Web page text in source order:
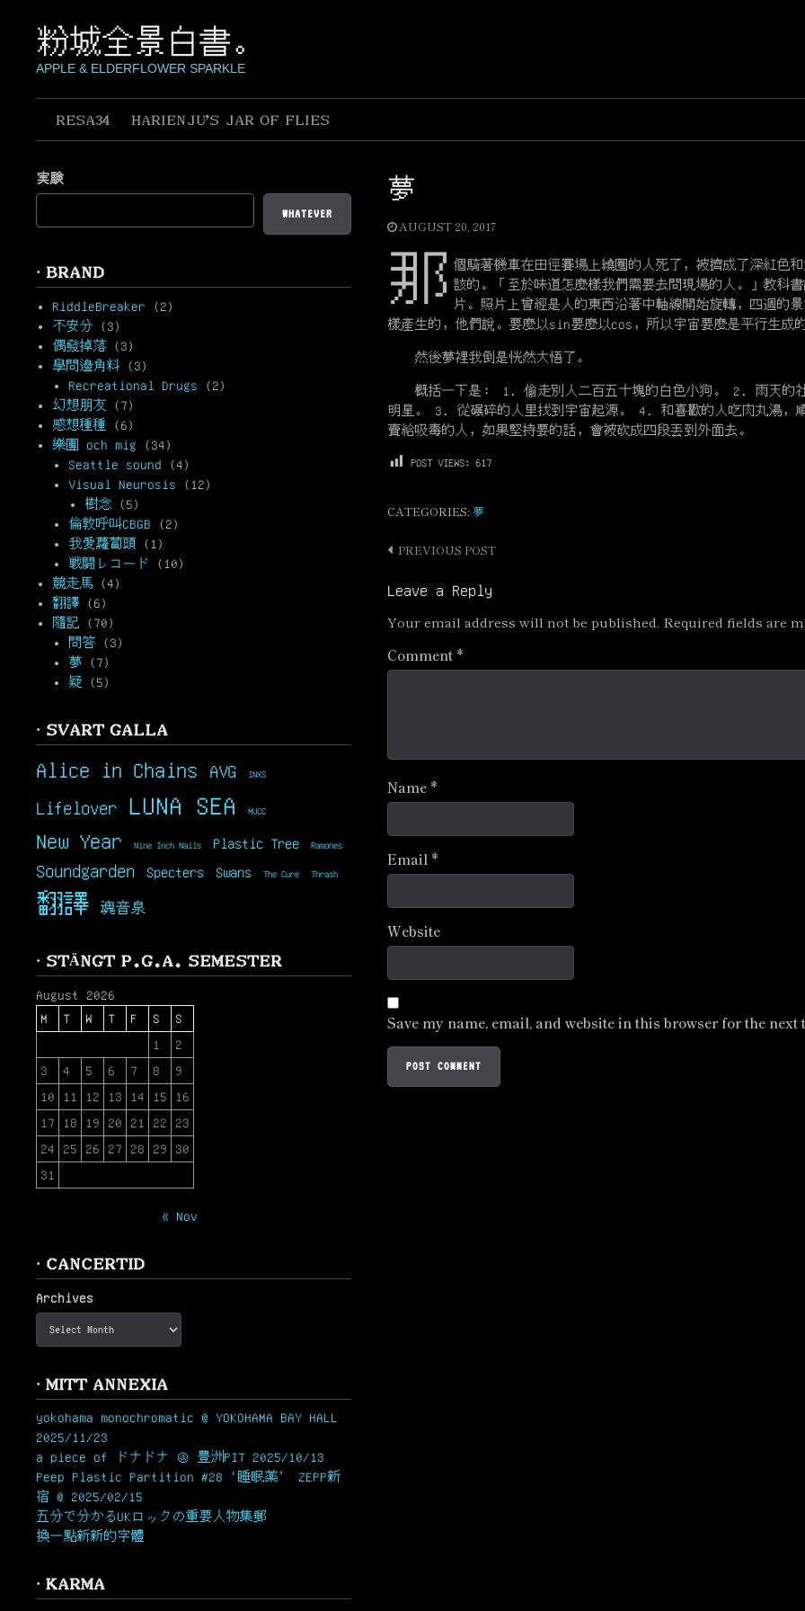
content粉城全景白書。
APPLE & ELDERFLOWER SPARKLE
RESA34 HARIENJU’S JAR OF FLIES
夢
AUGUST 20, 2017
那 個騎著機車在田徑賽場上繞圈的人死了，被擠成了深紅色
該的。「至於味道怎麼樣我們需要去問現場的人。」教科
片。照片上曾經是人的東西沿著中軸線開始旋轉，四週的
樣產生的，他們說。要麼以sin要麼以cos，所以宇宙要麼是平行生成
然後夢裡我倒是恍然大悟了。
概括一下是： 1. 偷走別人二百五十塊的白色小狗。 2. 雨天的社
明星。 3. 從碾碎的人里找到宇宙起源。 4. 和喜歡的人吃肉丸湯，
賣給吸毒的人，如果堅持要的話，會被砍成四段丟到外面去。
POST VIEWS: 617
CATEGORIES: 夢
Post
PREVIOUS POST
Leave a Reply
Your email address will not be published. Required fields are
Comment *
Name *
Email *
Website
Save my name, email, and website in this browser for the next
実験
WHATEVER
· BRAND
RiddleBreaker (2)
不安分 (3)
偶發掉落 (3)
學問邊角料 (3)
Recreational Drugs (2)
幻想朋友 (7)
感想種種 (6)
樂團 och mig (34)
Seattle sound (4)
Visual Neurosis (12)
樹念 (5)
倫敦呼叫CBGB (2)
我愛蘿蔔頭 (1)
戦闘レコード
(10)
競走馬 (4)
翻譯 (6)
隨記 (70)
問答 (3)
夢 (7)
疑 (5)
· SVART GALLA
Alice in Chains AVG INXS
Lifelover LUNA SEA MUCC
New Year Nine Inch Nails Plastic Tree Ramones
Soundgarden Specters Swans The Cure Thrash
翻譯 魂音泉
· STÄNGT P.G.A. SEMESTER
August 2026
M
T W T F S
S
1
2
3
4 5 6 7 8
9
10
11 12 13 14 15
16
17
18 19 20 21 22
23
24
25 26 27 28 29
30
31
« Nov
· CANCERTID
Archives
· MITT ANNEXIA
yokohama monochromatic @ YOKOHAMA BAY HALL
2025/11/23
a piece of ドナドナ ＠ 豊洲PIT 2025/10/13
Peep Plastic Partition #28 ‘睡眠薬’ ZEPP新
宿 @ 2025/02/15
五分で分かるUKロックの重要人物集郵
換一點新新的字體
· KARMA